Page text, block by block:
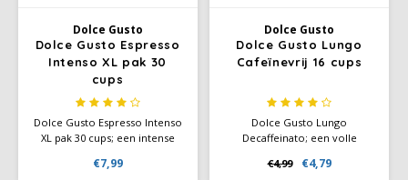
Dolce Gusto
Dolce Gusto Espresso
Intenso XL pak 30
cups
Dolce Gusto Espresso Intenso
XL pak 30 cups; een intense
Deze espresso met fruitige en
€7,99
Dolce Gusto
Dolce Gusto Lungo
Cafeïnevrij 16 cups
Dolce Gusto Lungo
Decaffeinato; een volle
koffie. Geniet van de rijke
€4,99 €4,79